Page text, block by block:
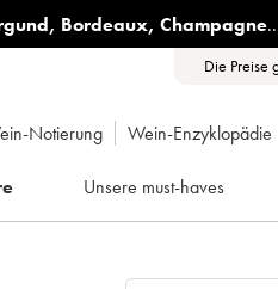
, Bordeaux, Champagne
Die Preise
Notierung Wein-Enzyklopädie
Unsere must-haves